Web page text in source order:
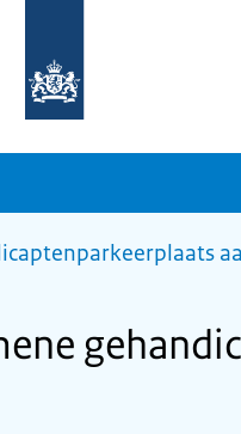
homepage